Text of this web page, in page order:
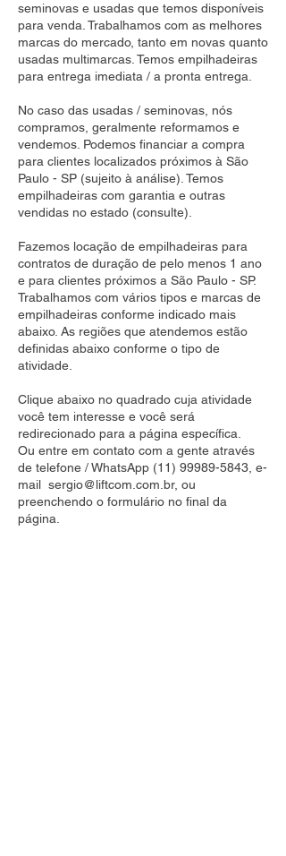
seminovas e usadas que temos disponíveis
para venda. Trabalhamos com as melhores
marcas do mercado, tanto em novas quanto
usadas multimarcas. Temos empilhadeiras
para entrega imediata / a pronta entrega.
No caso das usadas / seminovas, nós
compramos, geralmente reformamos e
vendemos. Podemos financiar a compra
para clientes localizados próximos à São
Paulo - SP (sujeito à análise). Temos
empilhadeiras com garantia e outras
vendidas no estado (consulte).
Fazemos locação de empilhadeiras para
contratos de duração de pelo menos 1 ano
e para clientes próximos a São Paulo - SP.
Trabalhamos com vários tipos e marcas de
empilhadeiras conforme indicado mais
abaixo. As regiões que atendemos estão
definidas abaixo conforme o tipo de
atividade.
Clique abaixo no quadrado cuja atividade
você tem interesse e você será
redirecionado para a página específica.
Ou entre em contato com a gente através
de telefone / WhatsApp (11) 99989-5843 , e-
mail sergio@liftcom.com.br, ou
preenchendo o formulário no final da
página.